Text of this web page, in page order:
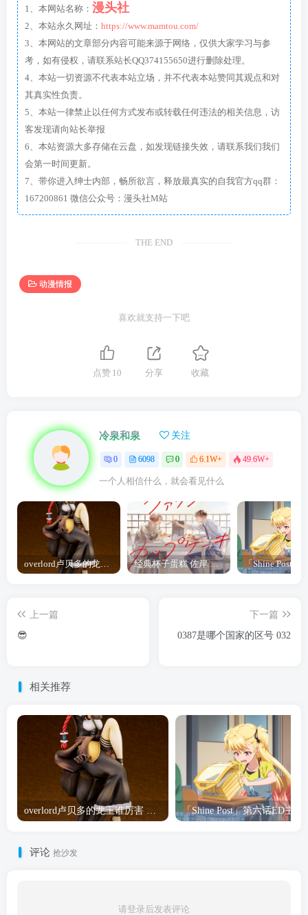
1、本网站名称： 漫头社
2、本站永久网址： https://www.mamtou.com/
3、本网站的文章部分内容可能来源于网络，仅供大家学习与参
考，如有侵权，请联系站长QQ374155650进行删除处理。
4、本站一切资源不代表本站立场，并不代表本站赞同其观点和对
其真实性负责。
5、本站一律禁止以任何方式发布或转载任何违法的相关信息，访
客发现请向站长举报
6、本站资源大多存储在云盘，如发现链接失效，请联系我们我们
会第一时间更新。
7、带你进入绅士内部，畅所欲言，释放最真实的自我官方qq群：
167200861 微信公众号：漫头社M站
THE END
动漫情报
喜欢就支持一下吧
点赞 10 分享 收藏
冷泉和泉 关注
0 6098 0 6.1W+ 49.6W+
一个人相信什么，就会看见什么
经典杯子蛋糕 佐岸 漫画「经典杯子蛋糕」宣布真人日剧化
上一篇
😎
下一篇
0387是哪个国家的区号 032
相关推荐
评论 抢沙发
请登录后发表评论